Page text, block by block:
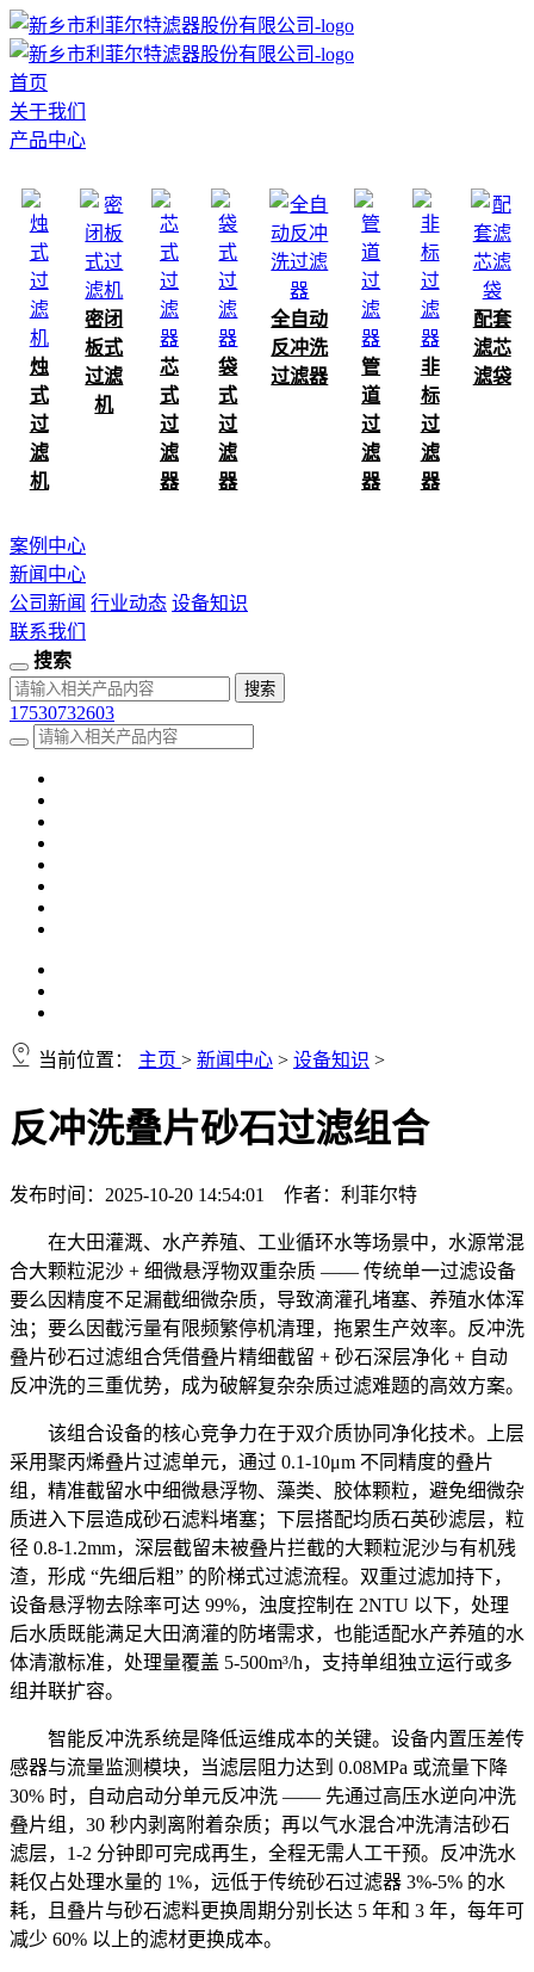
首页
关于我们
产品中心
烛
式
过
滤
机
密闭
板式
过滤
机
芯
式
过
滤
器
袋
式
过
滤
器
全自动
反冲洗
过滤器
管
道
过
滤
器
非
标
过
滤
器
配套
滤芯
滤袋
案例中心
新闻中心
公司新闻 行业动态 设备知识
联系我们
搜索
17530732603
当前位置： 主页 > 新闻中心 > 设备知识 >
反冲洗叠片砂石过滤组合
发布时间：2025-10-20 14:54:01 作者：利菲尔特
在大田灌溉、水产养殖、工业循环水等场景中，水源常混
合大颗粒泥沙 + 细微悬浮物双重杂质 —— 传统单一过滤设备
要么因精度不足漏截细微杂质，导致滴灌孔堵塞、养殖水体浑
浊；要么因截污量有限频繁停机清理，拖累生产效率。反冲洗
叠片砂石过滤组合凭借叠片精细截留 + 砂石深层净化 + 自动
反冲洗的三重优势，成为破解复杂杂质过滤难题的高效方案。
该组合设备的核心竞争力在于双介质协同净化技术。上层
采用聚丙烯叠片过滤单元，通过 0.1-10μm 不同精度的叠片
组，精准截留水中细微悬浮物、藻类、胶体颗粒，避免细微杂
质进入下层造成砂石滤料堵塞；下层搭配均质石英砂滤层，粒
径 0.8-1.2mm，深层截留未被叠片拦截的大颗粒泥沙与有机残
渣，形成 “先细后粗” 的阶梯式过滤流程。双重过滤加持下，
设备悬浮物去除率可达 99%，浊度控制在 2NTU 以下，处理
后水质既能满足大田滴灌的防堵需求，也能适配水产养殖的水
体清澈标准，处理量覆盖 5-500m³/h，支持单组独立运行或多
组并联扩容。
智能反冲洗系统是降低运维成本的关键。设备内置压差传
感器与流量监测模块，当滤层阻力达到 0.08MPa 或流量下降
30% 时，自动启动分单元反冲洗 —— 先通过高压水逆向冲洗
叠片组，30 秒内剥离附着杂质；再以气水混合冲洗清洁砂石
滤层，1-2 分钟即可完成再生，全程无需人工干预。反冲洗水
耗仅占处理水量的 1%，远低于传统砂石过滤器 3%-5% 的水
耗，且叠片与砂石滤料更换周期分别长达 5 年和 3 年，每年可
减少 60% 以上的滤材更换成本。